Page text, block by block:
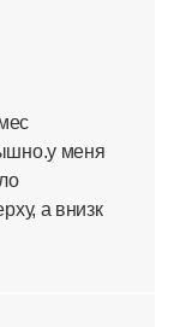
меня
а внизк